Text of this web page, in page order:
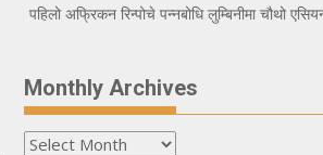
पहिलो अफ्रिकन रिन्पोचे पन्नबोधि लुम्बिनीमा चौथो
Monthly Archives
Monthly